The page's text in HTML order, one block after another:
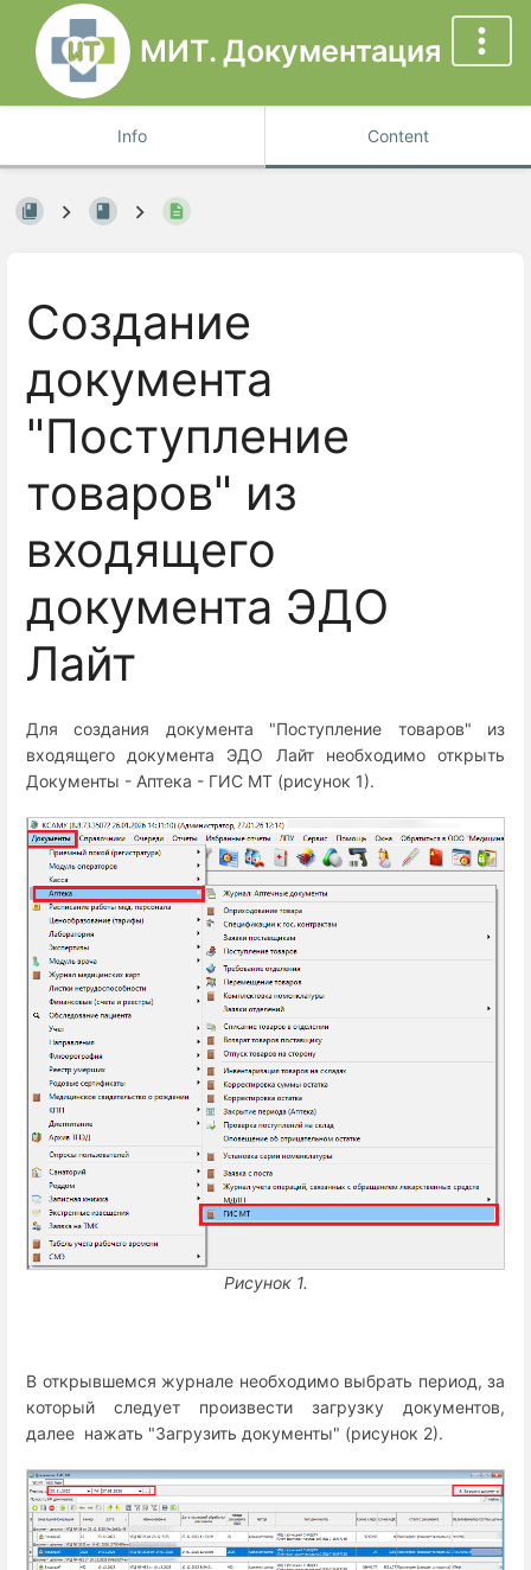
МИТ. Документация
Info Content
Создание
документа
"Поступление
товаров" из
входящего
документа ЭДО
Лайт
Для создания документа "Поступление товаров" из
входящего документа ЭДО Лайт необходимо открыть
Документы - Аптека - ГИС МТ (рисунок 1).
Рисунок 1.
В открывшемся журнале необходимо выбрать период, за
который следует произвести загрузку документов,
далее нажать "Загрузить документы" (рисунок 2).